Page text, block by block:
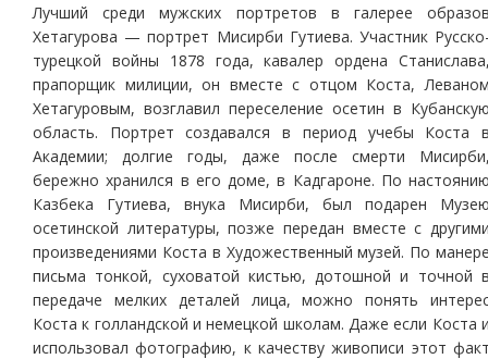
Лучший среди мужских портретов в галерее
Хетагурова — портрет Мисирби Гутиева. Участник
турецкой войны 1878 года, кавалер ордена
прапорщик милиции, он вместе с отцом Коста,
Хетагуровым, возглавил переселение осетин в
область. Портрет создавался в период учебы Коста
Академии; долгие годы, даже после смерти
бережно хранился в его доме, в Кадгароне. По
Казбека Гутиева, внука Мисирби, был подарен
осетинской литературы, позже передан вместе с
произведениями Коста в Художественный музей. По
письма тонкой, суховатой кистью, дотошной и точной
передаче мелких деталей лица, можно понять
Коста к голландской и немецкой школам. Даже если Коста
использовал фотографию, к качеству живописи этот